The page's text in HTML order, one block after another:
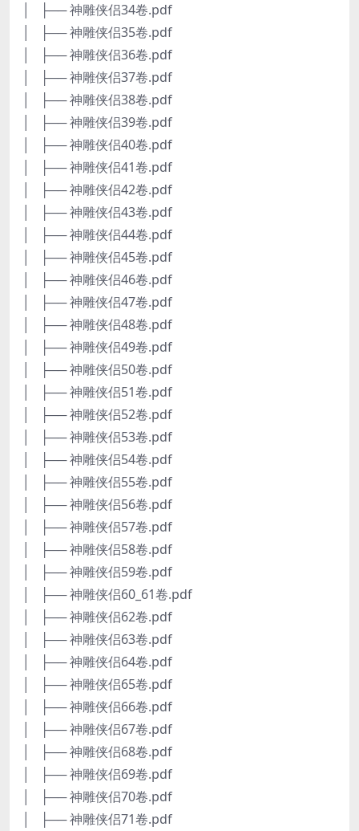
│ ├── 神雕侠侣34卷.pdf
│ ├── 神雕侠侣35卷.pdf
│ ├── 神雕侠侣36卷.pdf
│ ├── 神雕侠侣37卷.pdf
│ ├── 神雕侠侣38卷.pdf
│ ├── 神雕侠侣39卷.pdf
│ ├── 神雕侠侣40卷.pdf
│ ├── 神雕侠侣41卷.pdf
│ ├── 神雕侠侣42卷.pdf
│ ├── 神雕侠侣43卷.pdf
│ ├── 神雕侠侣44卷.pdf
│ ├── 神雕侠侣45卷.pdf
│ ├── 神雕侠侣46卷.pdf
│ ├── 神雕侠侣47卷.pdf
│ ├── 神雕侠侣48卷.pdf
│ ├── 神雕侠侣49卷.pdf
│ ├── 神雕侠侣50卷.pdf
│ ├── 神雕侠侣51卷.pdf
│ ├── 神雕侠侣52卷.pdf
│ ├── 神雕侠侣53卷.pdf
│ ├── 神雕侠侣54卷.pdf
│ ├── 神雕侠侣55卷.pdf
│ ├── 神雕侠侣56卷.pdf
│ ├── 神雕侠侣57卷.pdf
│ ├── 神雕侠侣58卷.pdf
│ ├── 神雕侠侣59卷.pdf
│ ├── 神雕侠侣60_61卷.pdf
│ ├── 神雕侠侣62卷.pdf
│ ├── 神雕侠侣63卷.pdf
│ ├── 神雕侠侣64卷.pdf
│ ├── 神雕侠侣65卷.pdf
│ ├── 神雕侠侣66卷.pdf
│ ├── 神雕侠侣67卷.pdf
│ ├── 神雕侠侣68卷.pdf
│ ├── 神雕侠侣69卷.pdf
│ ├── 神雕侠侣70卷.pdf
│ ├── 神雕侠侣71卷.pdf